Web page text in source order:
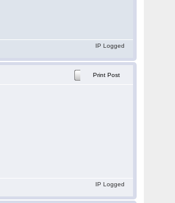
IP Logged
Print Post
IP Logged